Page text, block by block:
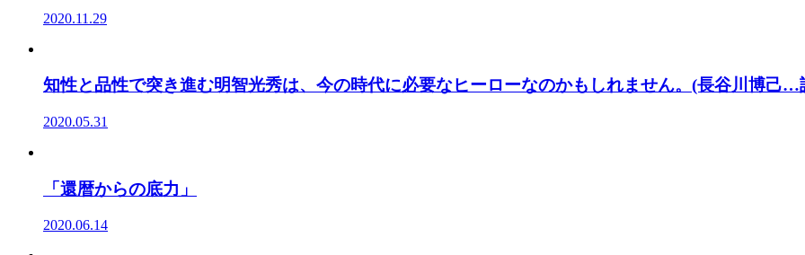
2020.11.29
知性と品性で突き進む明智光秀は、今の時代に必要なヒーローなのかもしれません。(長谷川博己…
2020.05.31
「還暦からの底力」
2020.06.14